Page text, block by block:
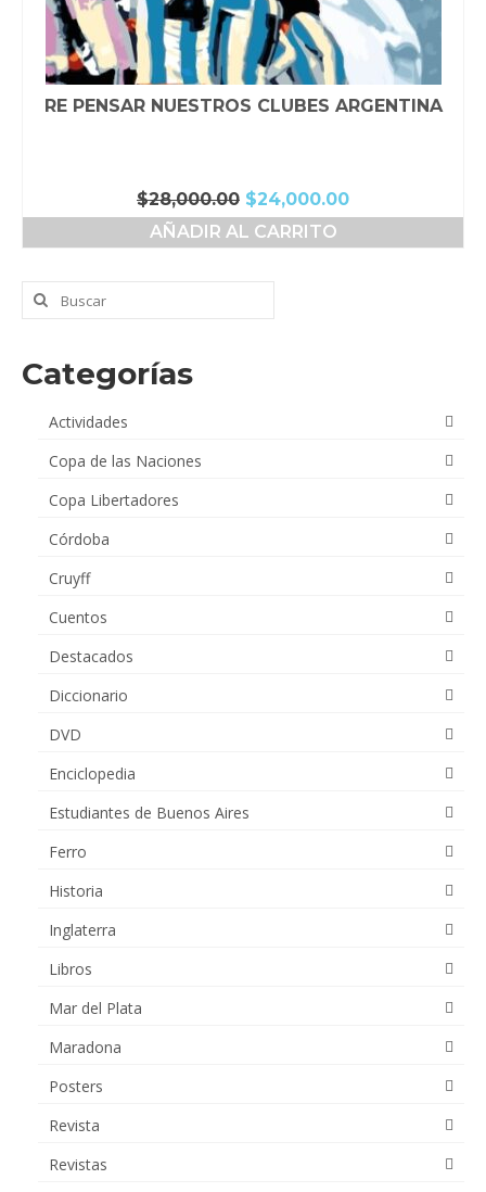
RE PENSAR NUESTROS CLUBES ARGENTINA
$28,000.00 El
precio
original
$28,000.00.
$24,000.00El
precio
AÑADIR AL CARRITO
Buscar
por:
Categorías
Actividades
Copa de las Naciones
Copa Libertadores
Córdoba
Cruyff
Cuentos
Destacados
Diccionario
DVD
Enciclopedia
Estudiantes de Buenos Aires
Ferro
Historia
Inglaterra
Libros
Mar del Plata
Maradona
Posters
Revista
Revistas